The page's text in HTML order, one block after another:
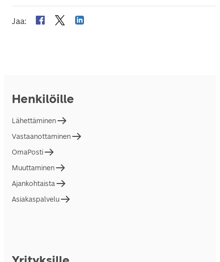
Jaa:
Henkilöille
Lähettäminen
Vastaanottaminen
OmaPosti
Muuttaminen
Ajankohtaista
Asiakaspalvelu